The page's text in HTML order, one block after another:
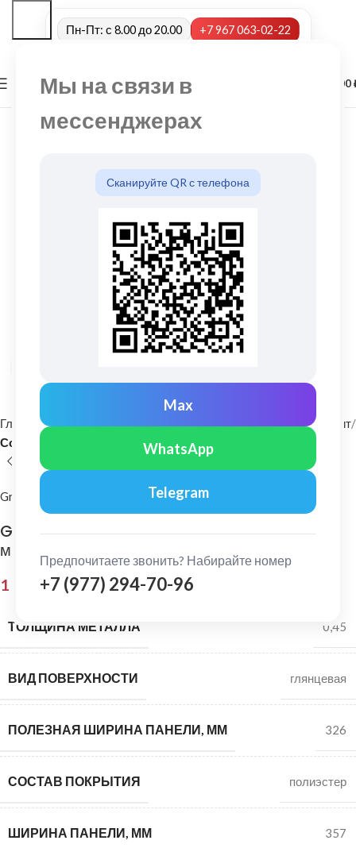
Мы на связи в
мессенджерах
Сканируйте QR с телефона
Max
WhatsApp
Telegram
Предпочитаете звонить? Набирайте номер
+7 (977) 294-70-96
Пн-Пт: с 8.00 до 20.00 +7 967 063-02-22
МЕНЮ 0,00
Главная Фасадные материалы Металлический сайдинг и софит
Софит
Grand Line
Grand Line: Софит без перфорации Pe 0,45
мм Ral 6002
1 034,00 ₽
ТОЛЩИНА МЕТАЛЛА 0,45
ВИД ПОВЕРХНОСТИ глянцевая
ПОЛЕЗНАЯ ШИРИНА ПАНЕЛИ, ММ 326
СОСТАВ ПОКРЫТИЯ полиэстер
ШИРИНА ПАНЕЛИ, ММ 357